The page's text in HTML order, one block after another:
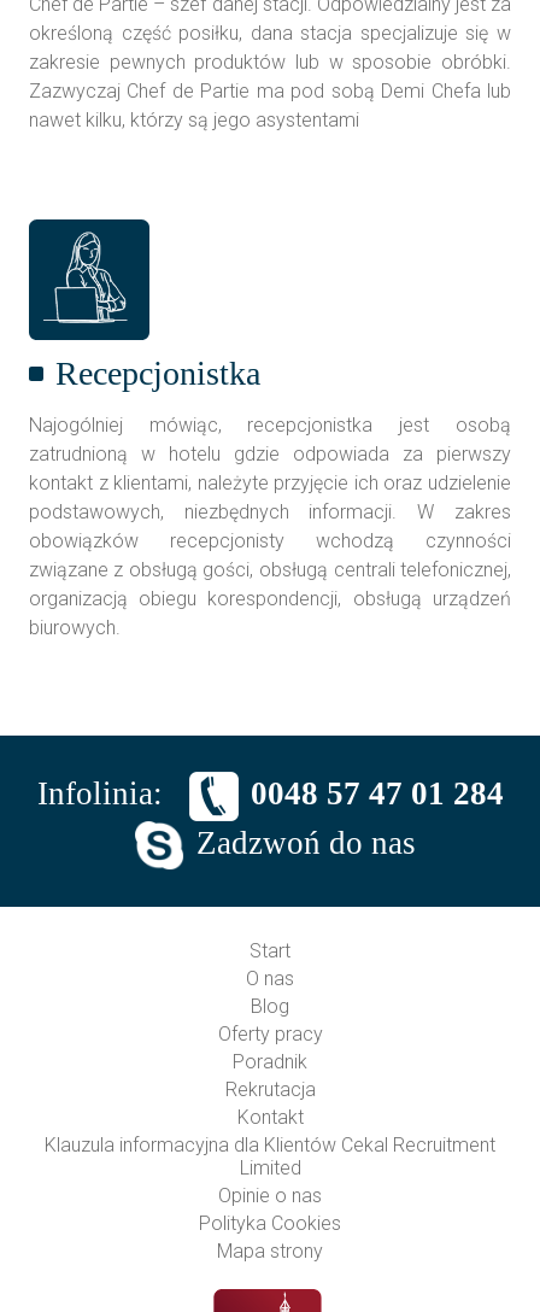
Chef de Partie – szef danej stacji. Odpowiedzialny jest za
określoną część posiłku, dana stacja specjalizuje się w
zakresie pewnych produktów lub w sposobie obróbki.
Zazwyczaj Chef de Partie ma pod sobą Demi Chefa lub
nawet kilku, którzy są jego asystentami
Recepcjonistka
Najogólniej mówiąc, recepcjonistka jest osobą
zatrudnioną w hotelu gdzie odpowiada za pierwszy
kontakt z klientami, należyte przyjęcie ich oraz udzielenie
podstawowych, niezbędnych informacji. W zakres
obowiązków recepcjonisty wchodzą czynności
związane z obsługą gości, obsługą centrali telefonicznej,
organizacją obiegu korespondencji, obsługą urządzeń
biurowych.
Infolinia:
0048 57 47 01 284
Zadzwoń do nas
Start
O nas
Blog
Oferty pracy
Poradnik
Rekrutacja
Kontakt
Klauzula informacyjna dla Klientów Cekal Recruitment
Limited
Opinie o nas
Polityka Cookies
Mapa strony